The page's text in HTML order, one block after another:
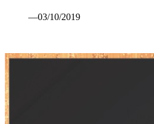
—03/10/2019